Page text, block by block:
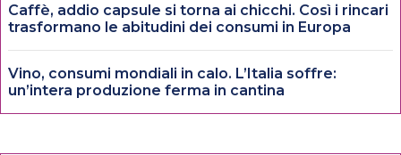
Caffè, addio capsule si torna ai chicchi. Così i rincari
trasformano le abitudini dei consumi in Europa
Vino, consumi mondiali in calo. L’Italia soffre:
un’intera produzione ferma in cantina